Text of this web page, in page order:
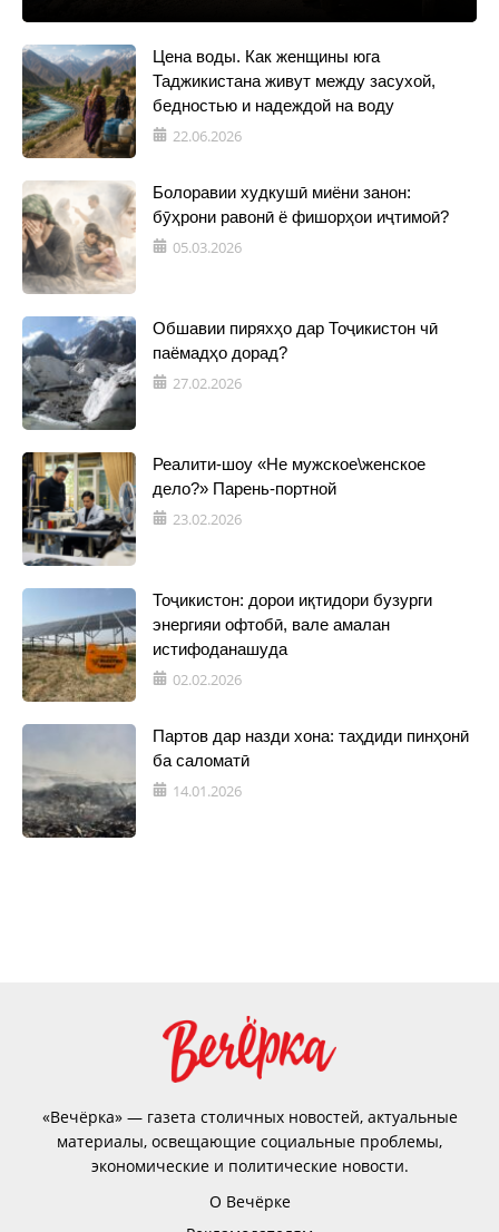
Цена воды. Как женщины юга
Таджикистана живут между засухой,
бедностью и надеждой на воду
22.06.2026
Болоравии худкушӣ миёни занон:
бӯҳрони равонӣ ё фишорҳои иҷтимоӣ?
05.03.2026
Обшавии пиряхҳо дар Тоҷикистон чӣ
паёмадҳо дорад?
27.02.2026
Реалити-шоу «Не мужское\женское
дело?» Парень-портной
23.02.2026
Тоҷикистон: дорои иқтидори бузурги
энергияи офтобӣ, вале амалан
истифоданашуда
02.02.2026
Партов дар назди хона: таҳдиди пинҳонӣ
ба саломатӣ
14.01.2026
«Вечёрка» — газета столичных новостей, актуальные
материалы, освещающие социальные проблемы,
экономические и политические новости.
О Вечёрке